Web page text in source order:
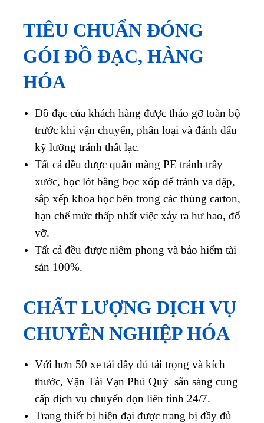
TIÊU CHUẨN ĐÓNG
GÓI ĐỒ ĐẠC, HÀNG
HÓA
Đồ đạc của khách hàng được tháo gỡ toàn bộ
trước khi vận chuyển, phân loại và đánh dấu
kỹ lưỡng tránh thất lạc.
Tất cả đều được quấn màng PE tránh trầy
xước, bọc lót bằng bọc xốp để tránh va đập,
sắp xếp khoa học bên trong các thùng carton,
hạn chế mức thấp nhất việc xảy ra hư hao, đổ
vỡ.
Tất cả đều được niêm phong và bảo hiểm tài
sản 100%.
CHẤT LƯỢNG DỊCH VỤ
CHUYÊN NGHIỆP HÓA
Với hơn 50 xe tải đầy đủ tải trọng và kích
thước, Vận Tải Vạn Phú Quý sẵn sàng cung
cấp dịch vụ chuyển dọn liên tỉnh 24/7.
Trang thiết bị hiện đại được trang bị đầy đủ